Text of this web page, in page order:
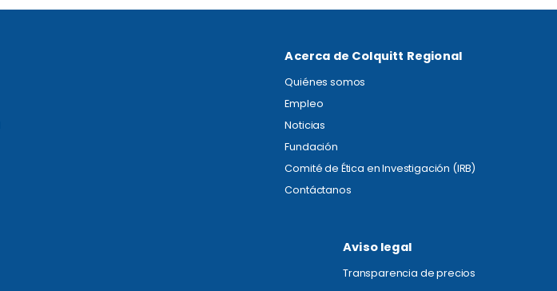
Acerca de Colquitt Regional
Quiénes somos
Empleo
Noticias
Fundación
Comité de Ética en Investigación (IRB)
Contáctanos
Aviso legal
Transparencia de precios